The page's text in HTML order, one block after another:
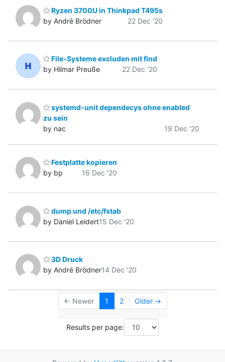
Ryzen 3700U in Thinkpad T495s
by André Brödner
22 Dec '20
File-Systeme excluden mit find
by Hilmar Preuße
22 Dec '20
systemd-unit dependecys ohne enabled
zu sein
by nac
19 Dec '20
Festplatte kopieren
by bp
16 Dec '20
dump und /etc/fstab
by Daniel Leidert15 Dec '20
3D Druck
by André Brödner14 Dec '20
← Newer 1 2 Older →
Results per page: